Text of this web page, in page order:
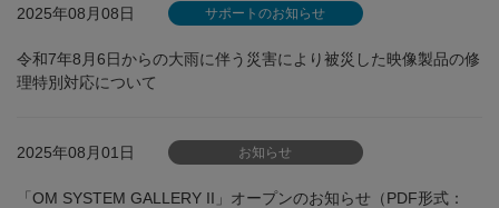
2025年08月08日 サポートのお知らせ
令和7年8月6日からの大雨に伴う災害により被災した映像製品の修
理特別対応について
2025年08月01日 お知らせ
「OM SYSTEM GALLERY II」オープンのお知らせ（PDF形式：